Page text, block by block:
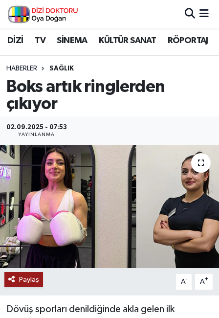
DİZİ TV SİNEMA KÜLTÜR SANAT RÖPORTAJ
HABERLER SAĞLIK
Boks artık ringlerden
çıkıyor
02.09.2025 - 07:53
YAYINLANMA
Paylaş A- A+
Dövüş sporları denildiğinde akla gelen ilk
İstanbul Nöbetçi Eczaneler
İstanbul Namaz Vakitleri
İstanbul Trafik Yoğunluk Haritası
Süper Lig Puan Durumu ve Fikstür
Tüm Manşetler
Son Dakika Haberleri
Haber Arşivi